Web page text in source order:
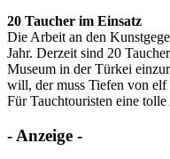
20 Taucher im Einsatz
Die Arbeit an den
Jahr. Derzeit sind 20
Museum in der Türkei
will, der muss Tiefen von
Für Tauchtouristen eine
- Anzeige -